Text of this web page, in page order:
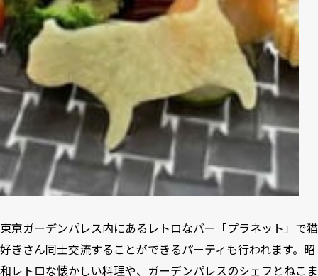
東京ガーデンパレス内にあるレトロなバー「プラネット」で猫
好きさん同士交流することができるパーティも行われます。昭
和レトロな懐かしい料理や、ガーデンパレスのシェフとねこま